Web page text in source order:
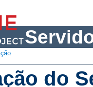
do